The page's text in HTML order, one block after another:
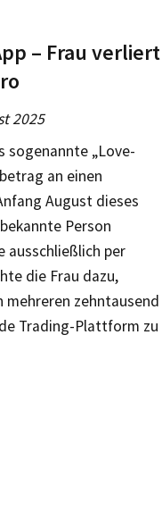
– Frau verliert
2025
sogenannte „Love-
an einen
August dieses
Person
ausschließlich per
die Frau dazu,
zehntausend
Trading-Plattform zu